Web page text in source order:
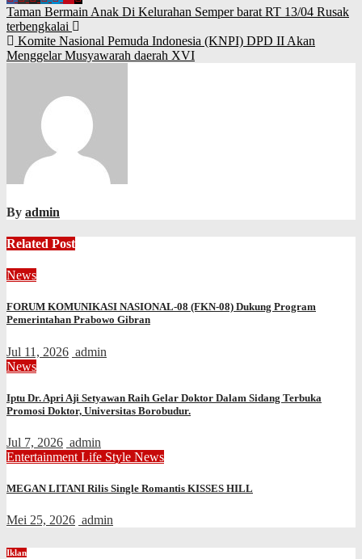
Navigasi
pos
Taman Bermain Anak Di Kelurahan Semper barat RT 13/04 Rusak
terbengkalai
Komite Nasional Pemuda Indonesia (KNPI) DPD II Akan
Menggelar Musyawarah daerah XVI
By admin
Related Post
News
FORUM KOMUNIKASI NASIONAL-08 (FKN-08) Dukung Program
Pemerintahan Prabowo Gibran
Jul 11, 2026 admin
News
Iptu Dr. Apri Aji Setyawan Raih Gelar Doktor Dalam Sidang Terbuka
Promosi Doktor, Universitas Borobudur.
Jul 7, 2026 admin
Entertainment Life Style News
MEGAN LITANI Rilis Single Romantis KISSES HILL
Mei 25, 2026 admin
Iklan